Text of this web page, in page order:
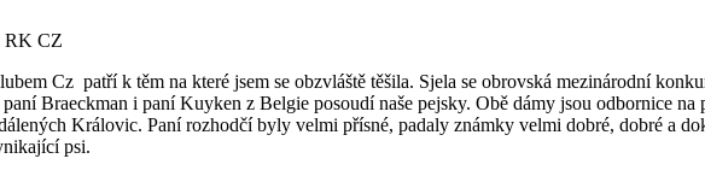
RK CZ
Cz patří k těm na které jsem se obzvláště těšila. Sjela se obrovská mezinárodní
Braeckman i paní Kuyken z Belgie posoudí naše pejsky. Obě dámy jsou odbornice
Královic. Paní rozhodčí byly velmi přísné, padaly známky velmi dobré, dobré a
psi.